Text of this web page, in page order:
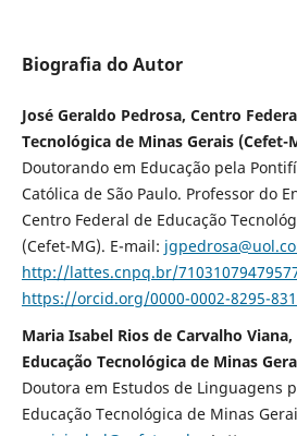
Biografia do Autor
José Geraldo Pedrosa, Centro
Tecnológica de Minas Gerais (Cefet-
Doutorando em Educação pela
Católica de São Paulo. Professor do
Centro Federal de Educação
(Cefet-MG). E-mail:
http://lattes.cnpq.br/
https://orcid.org/0000-0002-8295-
Maria Isabel Rios de Carvalho
Educação Tecnológica de Minas
Doutora em Estudos de Linguagens
Educação Tecnológica de Minas